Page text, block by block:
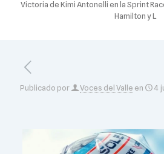
Victoria de Kimi Antonelli en la Sprint
Hamilton y L
Publicado por Voces del Valle en 4